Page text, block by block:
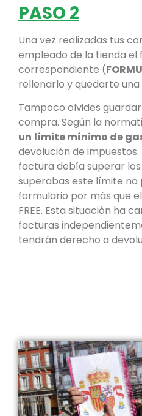
PASO 2
Una vez realizadas tus
empleado de la tienda el
correspondiente (
rellenarlo y quedarte una
Tampoco olvides
compra. Según la
un límite mínimo de
devolución de impuestos.
factura debía superar los
superabas este límite no
formulario por más que
FREE. Esta situación ha
facturas
tendrán derecho a